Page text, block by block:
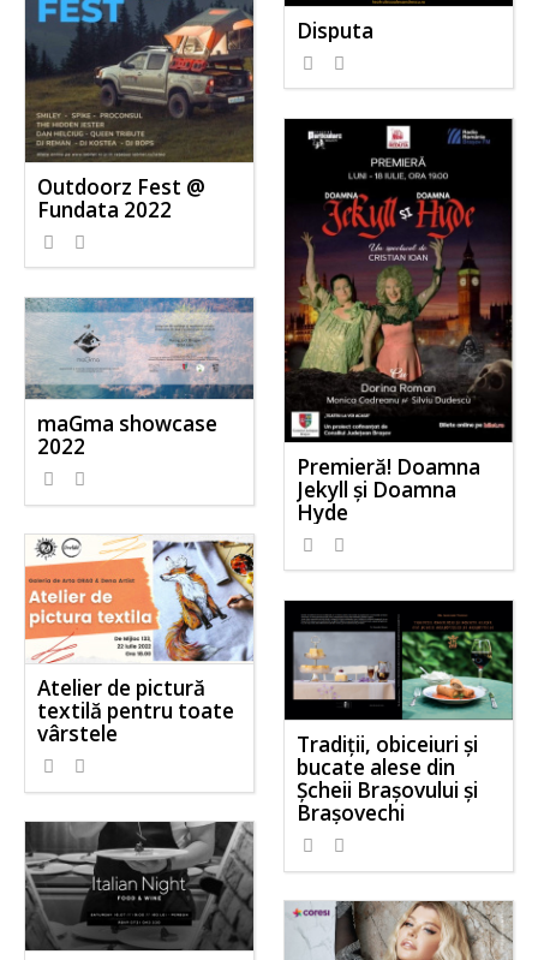
Disputa
Outdoorz Fest @
Fundata 2022
Premieră! Doamna
Jekyll și Doamna
Hyde
maGma showcase
2022
Atelier de pictură
textilă pentru toate
vârstele
Tradiții, obiceiuri și
bucate alese din
Șcheii Brașovului și
Brașovechi